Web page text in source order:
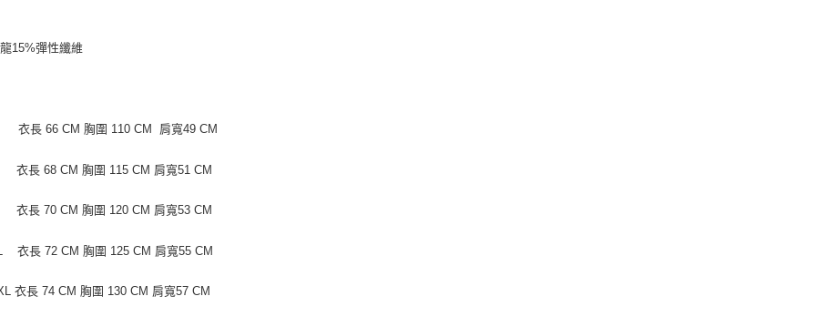
15%彈性纖維
衣長 66 CM 胸圍 110 CM 肩寬49 CM
衣長 68 CM 胸圍 115 CM 肩寬51 CM
長 70 CM 胸圍 120 CM 肩寬53 CM
衣長 72 CM 胸圍 125 CM 肩寬55 CM
衣長 74 CM 胸圍 130 CM 肩寬57 CM